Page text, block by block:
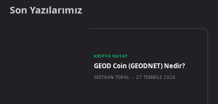
Son Yazılarımız
KRIPTO HAYAT
GEOD Coin (GEODNET) Nedir?
SERTHAN TOPAL - 27 TEMMUZ 2026